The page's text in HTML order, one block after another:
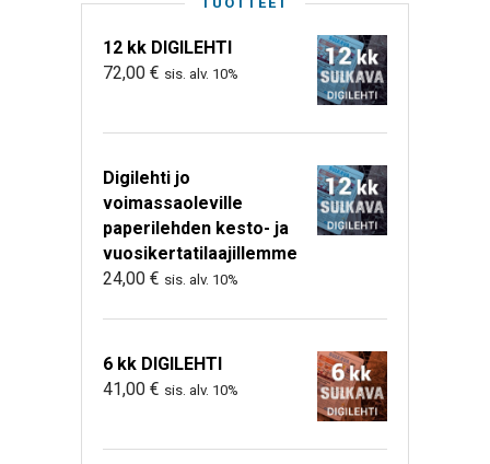
12 kk DIGILEHTI
72,00 € sis. alv. 10%
Digilehti jo
voimassaoleville
paperilehden kesto- ja
vuosikertatilaajillemme
24,00 € sis. alv. 10%
6 kk DIGILEHTI
41,00 € sis. alv. 10%